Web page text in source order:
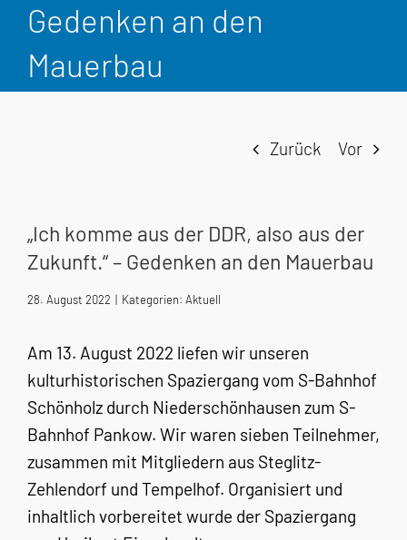
Gedenken an den
Mauerbau
Zurück Vor
„Ich komme aus der DDR, also aus der
Zukunft.“ – Gedenken an den Mauerbau
28. August 2022 | Kategorien: Aktuell
Am 13. August 2022 liefen wir unseren
kulturhistorischen Spaziergang vom S-Bahnhof
Schönholz durch Niederschönhausen zum S-
Bahnhof Pankow. Wir waren sieben Teilnehmer,
zusammen mit Mitgliedern aus Steglitz-
Zehlendorf und Tempelhof. Organisiert und
inhaltlich vorbereitet wurde der Spaziergang